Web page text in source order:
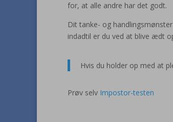
for, at alle andre har det godt.
Dit tanke- og
indadtil er du ved at blive ædt
Hvis du holder op med at
Prøv selv Impostor-testen